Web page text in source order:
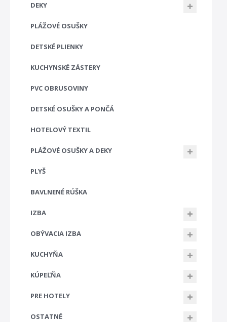
DEKY
PLÁŽOVÉ OSUŠKY
DETSKÉ PLIENKY
KUCHYNSKÉ ZÁSTERY
PVC OBRUSOVINY
DETSKÉ OSUŠKY A PONČÁ
HOTELOVÝ TEXTIL
PLÁŽOVÉ OSUŠKY A DEKY
PLYŠ
BAVLNENÉ RÚŠKA
IZBA
OBÝVACIA IZBA
KUCHYŇA
KÚPEĽŇA
PRE HOTELY
OSTATNÉ